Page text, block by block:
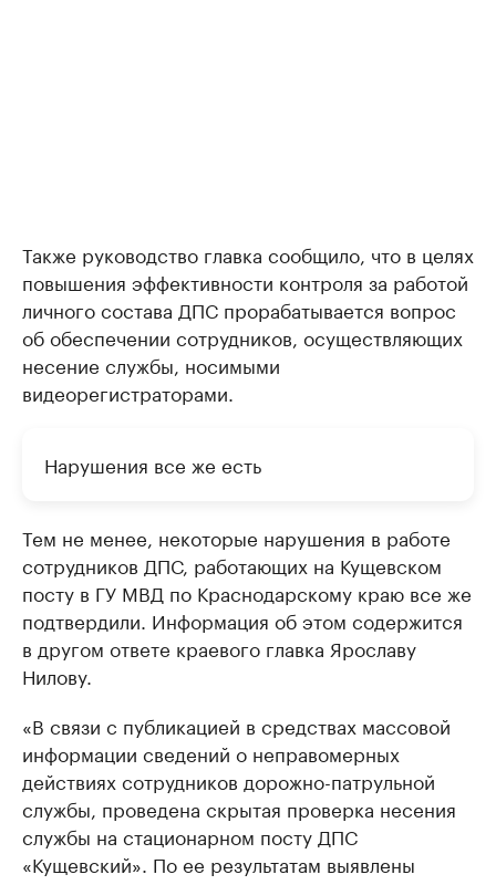
Также руководство главка сообщило, что в целях
повышения эффективности контроля за работой
личного состава ДПС прорабатывается вопрос
об обеспечении сотрудников, осуществляющих
несение службы, носимыми
видеорегистраторами.
Нарушения все же есть
Тем не менее, некоторые нарушения в работе
сотрудников ДПС, работающих на Кущевском
посту в ГУ МВД по Краснодарскому краю все же
подтвердили. Информация об этом содержится
в другом ответе краевого главка Ярославу
Нилову.
«В связи с публикацией в средствах массовой
информации сведений о неправомерных
действиях сотрудников дорожно-патрульной
службы, проведена скрытая проверка несения
службы на стационарном посту ДПС
«Кущевский». По ее результатам выявлены